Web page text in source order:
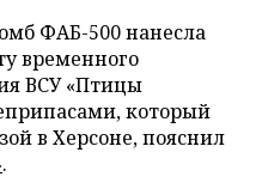
ФАБ-500 нанесла
временного
ВСУ «Птицы
который
в Херсоне, пояснил
.